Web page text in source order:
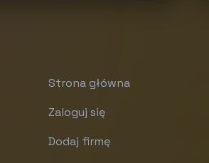
Strona główna
Zaloguj się
Dodaj firmę